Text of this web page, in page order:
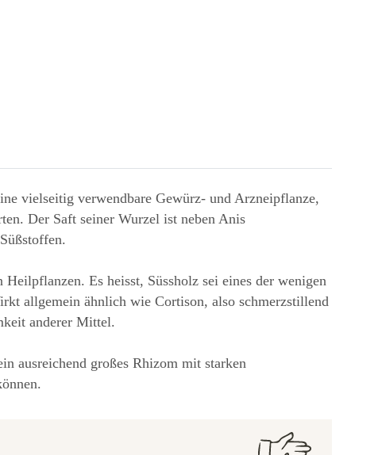
vielseitig verwendbare Gewürz- und Arzneipflanze,
Der Saft seiner Wurzel ist neben Anis
Es heisst, Süssholz sei eines der wenigen
allgemein ähnlich wie Cortison, also schmerzstillend
anderer Mittel.
ausreichend großes Rhizom mit starken